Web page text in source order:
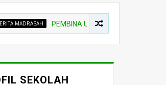
PEMBINA UPACARA TEKANKAN NIAT
SEKOLAH